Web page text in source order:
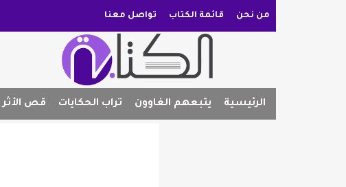
من نحن قائمة الكتاب تواصل معنا
الرئيسية يتبعهم الغاوون تراب الحكايات قص الأثر